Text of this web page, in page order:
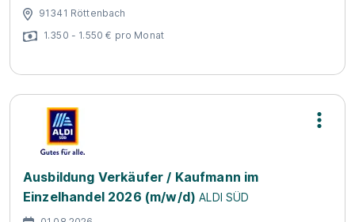
91341 Röttenbach
1.350 - 1.550 € pro Monat
Ausbildung Verkäufer / Kaufmann im
Einzelhandel 2026 (m/w/d) ALDI SÜD